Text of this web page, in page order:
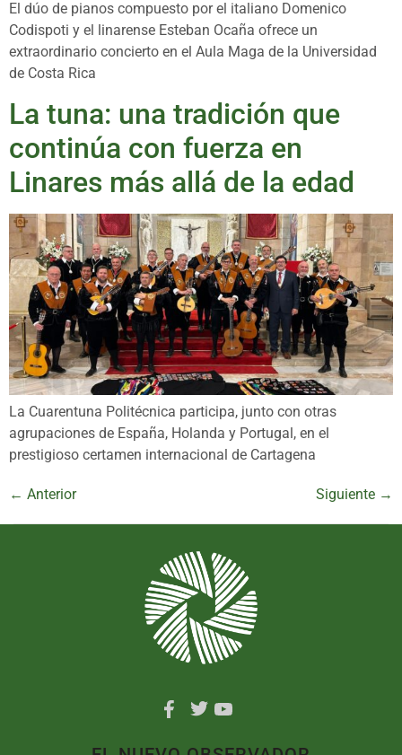
El dúo de pianos compuesto por el italiano Domenico
Codispoti y el linarense Esteban Ocaña ofrece un
extraordinario concierto en el Aula Maga de la Universidad
de Costa Rica
La tuna: una tradición que
continúa con fuerza en
Linares más allá de la edad
La Cuarentuna Politécnica participa, junto con otras
agrupaciones de España, Holanda y Portugal, en el
prestigioso certamen internacional de Cartagena
← Anterior Siguiente →